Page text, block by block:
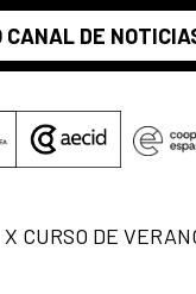
DE